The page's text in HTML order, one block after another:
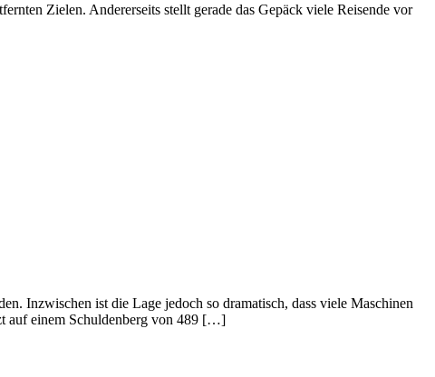
Zielen. Andererseits stellt gerade das Gepäck viele Reisende vor
Inzwischen ist die Lage jedoch so dramatisch, dass viele Maschinen
auf einem Schuldenberg von 489 […]